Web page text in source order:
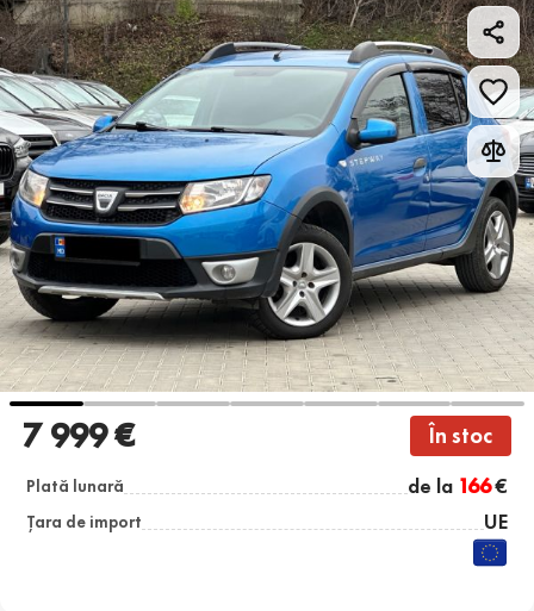
7 999 € În stoc
Plată lunară de la 166€
Țara de import UE